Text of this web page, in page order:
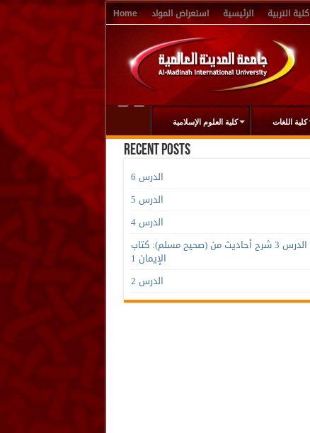
Home استعراض المواد الرئيسية كلية التربية
كلية العلوم الإسلامية كلية اللغات
Recent Posts
الدرس 6
الدرس 5
الدرس 4
الدرس 3 شرح أحاديث من (صحيح مسلم): كتاب
الإيمان 1
الدرس 2